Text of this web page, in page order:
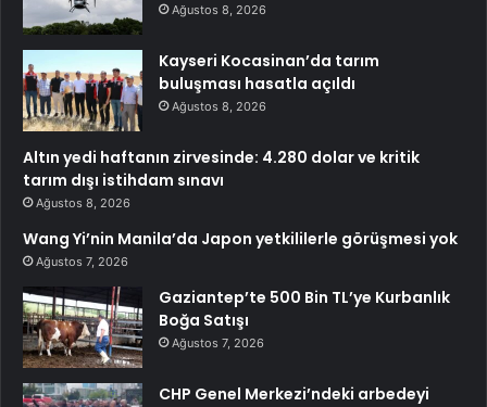
Ağustos 8, 2026
Kayseri Kocasinan’da tarım
buluşması hasatla açıldı
Ağustos 8, 2026
Altın yedi haftanın zirvesinde: 4.280 dolar ve kritik
tarım dışı istihdam sınavı
Ağustos 8, 2026
Wang Yi’nin Manila’da Japon yetkililerle görüşmesi yok
Ağustos 7, 2026
Gaziantep’te 500 Bin TL’ye Kurbanlık
Boğa Satışı
Ağustos 7, 2026
CHP Genel Merkezi’ndeki arbedeyi